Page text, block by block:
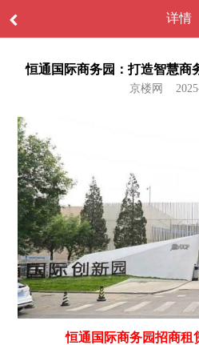
详情
恒通国际商务园：打造智慧商
京楼网
恒通国际商务园招商租